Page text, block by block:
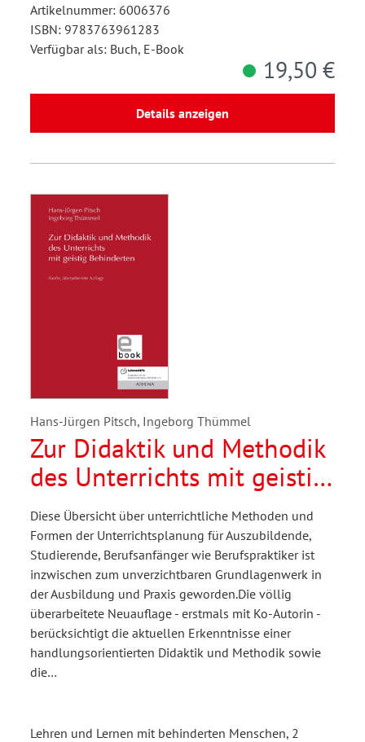
Artikelnummer: 6006376
ISBN: 9783763961283
Verfügbar als: Buch, E-Book
19,50 €
Details anzeigen
Hans-Jürgen Pitsch, Ingeborg Thümmel
Zur Didaktik und Methodik
des Unterrichts mit geistig
Behinderten
Diese Übersicht über unterrichtliche Methoden und
Formen der Unterrichtsplanung für Auszubildende,
Studierende, Berufsanfänger wie Berufspraktiker ist
inzwischen zum unverzichtbaren Grundlagenwerk in
der Ausbildung und Praxis geworden.Die völlig
überarbeitete Neuauflage - erstmals mit Ko-Autorin -
berücksichtigt die aktuellen Erkenntnisse einer
handlungsorientierten Didaktik und Methodik sowie
die…
Lehren und Lernen mit behinderten Menschen, 2